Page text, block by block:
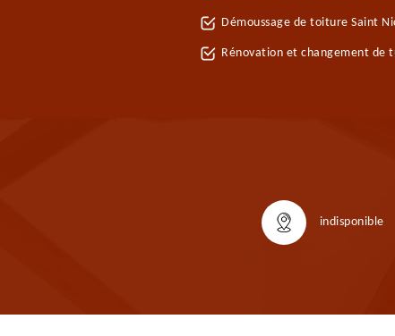
Démoussage de toiture Saint
Rénovation et changement de
indisponible